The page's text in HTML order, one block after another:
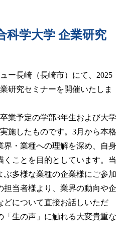
社会人の方
業の方
生の方
教職員の方
い合わせ
科学大学 企業研究
ー長崎（長崎市）にて、2025
研究セミナーを開催いたしま
業予定の学部3年生および大学
施したものです。3月から本格
界・業種への理解を深め、自身
ことを目的としています。当
ぶ多様な業種の企業様にご参加
担当者様より、業界の動向や企
どについて直接お話しいただ
「生の声」に触れる大変貴重な